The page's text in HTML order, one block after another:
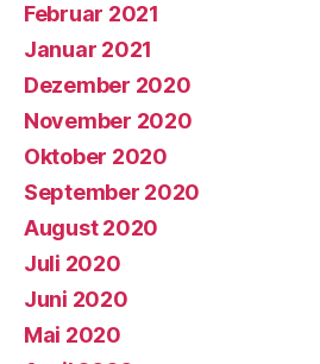
Februar 2021
Januar 2021
Dezember 2020
November 2020
Oktober 2020
September 2020
August 2020
Juli 2020
Juni 2020
Mai 2020